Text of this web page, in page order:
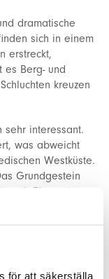
för att säkerställa
dramatische
sich in einem
erstreckt,
es Berg- und
kreuzen
sehr interessant.
was abweicht
Westküste.
Grundgestein
Elemente
Seite der
allem die